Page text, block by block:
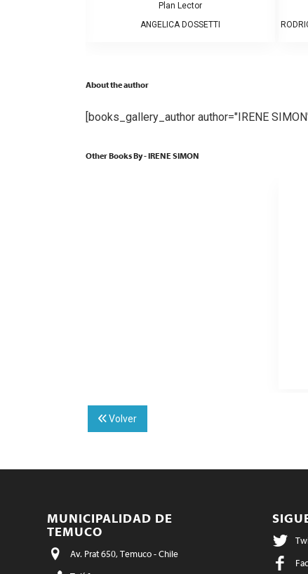
Plan Lector
ANGELICA DOSSETTI
About the author
[books_gallery_author author="IRENE
Other Books By - IRENE SIMON
Volver
MUNICIPALIDAD DE
TEMUCO
Av. Prat 650, Temuco - Chile